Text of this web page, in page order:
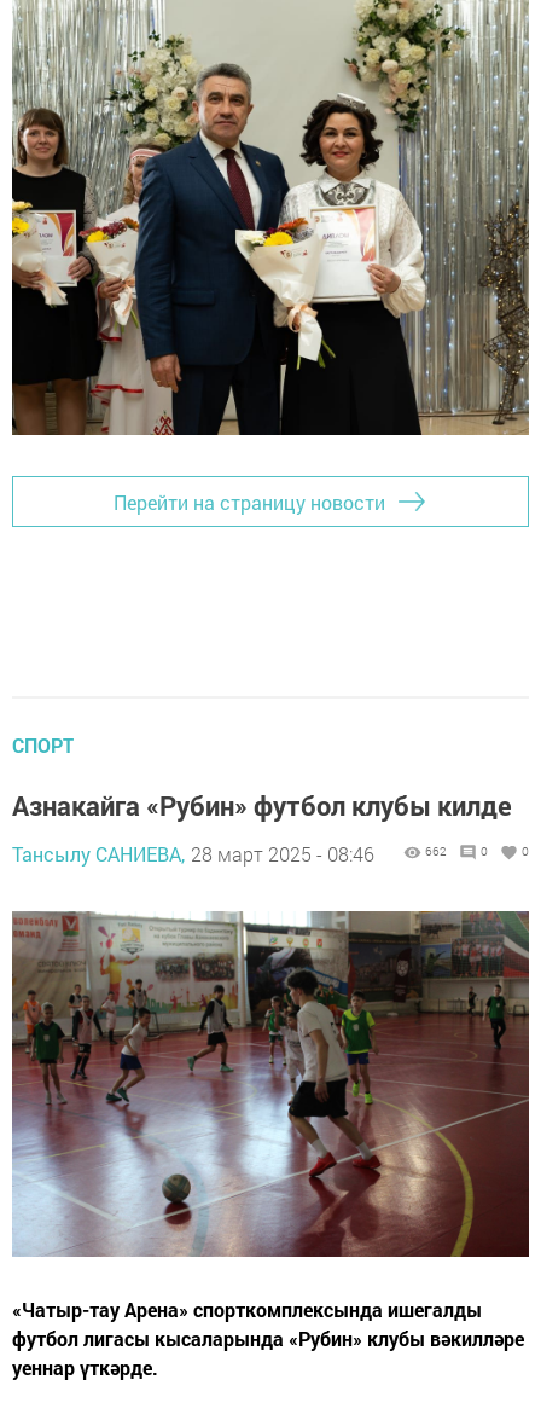
Перейти на страницу новости
СПОРТ
Азнакайга «Рубин» футбол клубы килде
Тансылу САНИЕВА, 28 март 2025 - 08:46 662 0 0
«Чатыр-тау Арена» спорткомплексында ишегалды
футбол лигасы кысаларында «Рубин» клубы вәкилләре
уеннар үткәрде.